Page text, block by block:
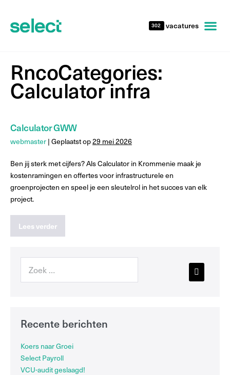
302 vacatures
RncoCategories:
Calculator infra
Calculator GWW
webmaster | Geplaatst op29 mei 2026
Ben jij sterk met cijfers? Als Calculator in Krommenie maak je
kostenramingen en offertes voor infrastructurele en
groenprojecten en speel je een sleutelrol in het succes van elk
project.
Lees verder
Recente berichten
Koers naar Groei
Select Payroll
VCU-audit geslaagd!